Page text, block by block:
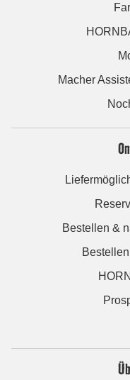
Macher
Bestellen &